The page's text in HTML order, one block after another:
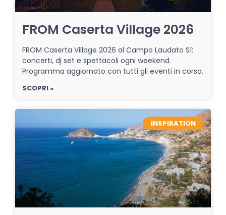
FROM Caserta Village 2026
FROM Caserta Village 2026 al Campo Laudato Sì:
concerti, dj set e spettacoli ogni weekend.
Programma aggiornato con tutti gli eventi in corso.
SCOPRI »
INSPIRATION